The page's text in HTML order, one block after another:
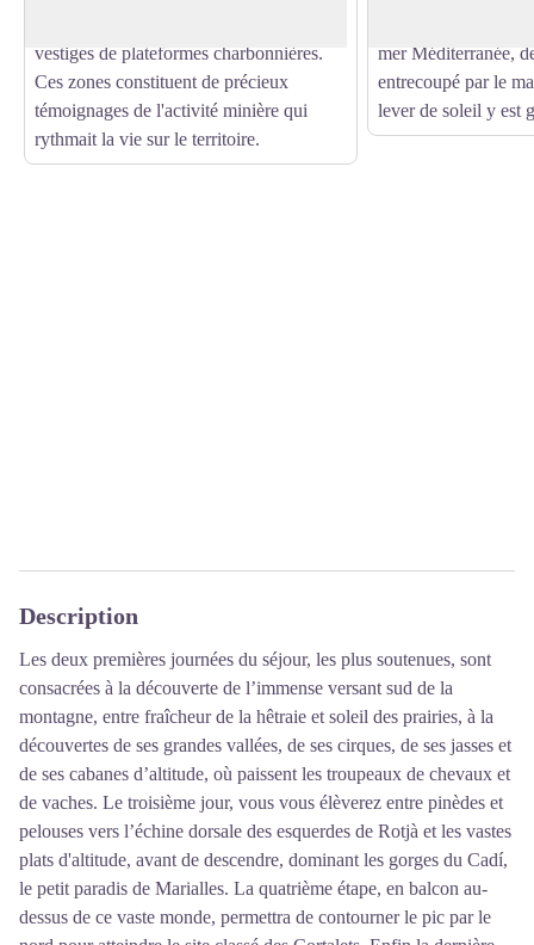
vestiges de plateformes charbonnières.
Ces zones constituent de précieux
témoignages de l'activité minière qui
rythmait la vie sur le territoire.
mer Méditerranée,
entrecoupé par le
lever de soleil y est
Description
Les deux premières journées du séjour, les plus soutenues, sont
consacrées à la découverte de l’immense versant sud de la
montagne, entre fraîcheur de la hêtraie et soleil des prairies, à la
découvertes de ses grandes vallées, de ses cirques, de ses jasses et
de ses cabanes d’altitude, où paissent les troupeaux de chevaux et
de vaches. Le troisième jour, vous vous élèverez entre pinèdes et
pelouses vers l’échine dorsale des esquerdes de Rotjà et les vastes
plats d'altitude, avant de descendre, dominant les gorges du Cadí,
le petit paradis de Marialles. La quatrième étape, en balcon au-
dessus de ce vaste monde, permettra de contourner le pic par le